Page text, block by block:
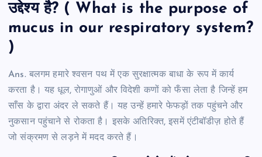
उद्देश्य है? ( What is the purpose of
mucus in our respiratory system?
)
Ans. बलगम हमारे श्वसन पथ में एक सुरक्षात्मक बाधा के रूप में कार्य
करता है। यह धूल, रोगाणुओं और विदेशी कणों को फँसा लेता है जिन्हें हम
साँस के द्वारा अंदर ले सकते हैं। यह उन्हें हमारे फेफड़ों तक पहुंचने और
नुकसान पहुंचाने से रोकता है। इसके अतिरिक्त, इसमें एंटीबॉडीज़ होते हैं
जो संक्रमण से लड़ने में मदद करते हैं।